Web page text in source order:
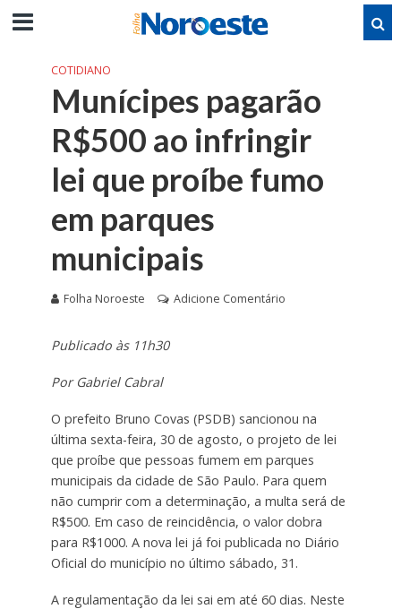
COTIDIANO
Munícipes pagarão
R$500 ao infringir
lei que proíbe fumo
em parques
municipais
Folha Noroeste Adicione Comentário
Publicado às 11h30
Por Gabriel Cabral
O prefeito Bruno Covas (PSDB) sancionou na
última sexta-feira, 30 de agosto, o projeto de lei
que proíbe que pessoas fumem em parques
municipais da cidade de São Paulo. Para quem
não cumprir com a determinação, a multa será de
R$500. Em caso de reincidência, o valor dobra
para R$1000. A nova lei já foi publicada no Diário
Oficial do município no último sábado, 31.
A regulamentação da lei sai em até 60 dias. Neste